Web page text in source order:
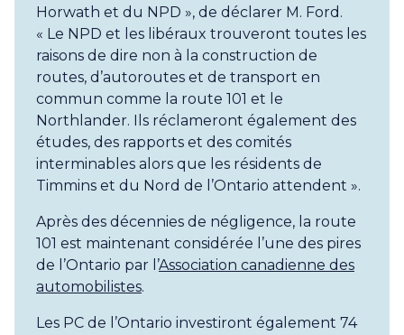
Horwath et du NPD », de déclarer M. Ford.
« Le NPD et les libéraux trouveront toutes les
raisons de dire non à la construction de
routes, d’autoroutes et de transport en
commun comme la route 101 et le
Northlander. Ils réclameront également des
études, des rapports et des comités
interminables alors que les résidents de
Timmins et du Nord de l’Ontario attendent ».
Après des décennies de négligence, la route
101 est maintenant considérée l’une des pires
de l’Ontario par l’Association canadienne des
automobilistes.
Les PC de l’Ontario investiront également 74